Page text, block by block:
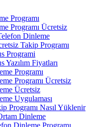
Programı
Programı Ücretsiz
Dinleme
Takip Programı
Programi
Yazılım Fiyatları
Programı
Programı Ücretsiz
Ücretsiz
Uygulaması
Programı Nasıl Yüklenir
Dinleme
Dinleme Programı